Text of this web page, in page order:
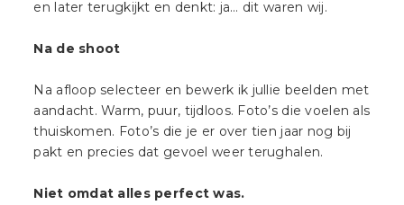
en later terugkijkt en denkt: ja… dit waren wij.
Na de shoot
Na afloop selecteer en bewerk ik jullie beelden met
aandacht. Warm, puur, tijdloos. Foto’s die voelen als
thuiskomen. Foto’s die je er over tien jaar nog bij
pakt en precies dat gevoel weer terughalen.
Niet omdat alles perfect was.